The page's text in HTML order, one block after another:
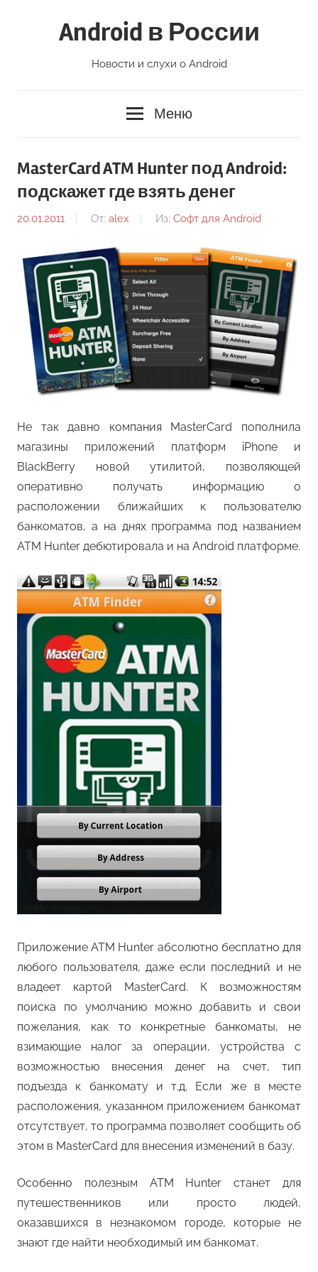
Android в России
Новости и слухи о Android
Меню
MasterCard ATM Hunter под Android:
подскажет где взять денег
20.01.2011 От: alex Из: Софт для Android
Не так давно компания MasterCard пополнила
магазины приложений платформ iPhone и
BlackBerry новой утилитой, позволяющей
оперативно получать информацию о
расположении ближайших к пользователю
банкоматов, а на днях программа под названием
ATM Hunter дебютировала и на Android платформе.
Приложение ATM Hunter абсолютно бесплатно для
любого пользователя, даже если последний и не
владеет картой MasterCard. К возможностям
поиска по умолчанию можно добавить и свои
пожелания, как то конкретные банкоматы, не
взимающие налог за операции, устройства с
возможностью внесения денег на счет, тип
подъезда к банкомату и т.д. Если же в месте
расположения, указанном приложением банкомат
отсутствует, то программа позволяет сообщить об
этом в MasterCard для внесения изменений в базу.
Особенно полезным ATM Hunter станет для
путешественников или просто людей,
оказавшихся в незнакомом городе, которые не
знают где найти необходимый им банкомат.